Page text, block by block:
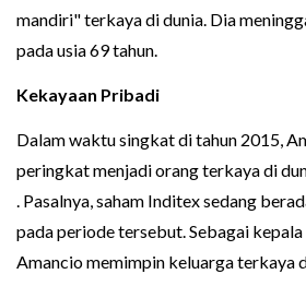
mandiri" terkaya di dunia. Dia
pada usia 69 tahun.
Kekayaan Pribadi
Dalam waktu singkat di tahun 2015,
peringkat menjadi orang terkaya di
. Pasalnya, saham Inditex sedang
pada periode tersebut. Sebagai
Amancio memimpin keluarga terkaya